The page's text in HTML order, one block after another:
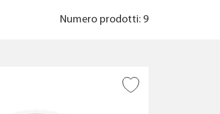
Numero prodotti: 9